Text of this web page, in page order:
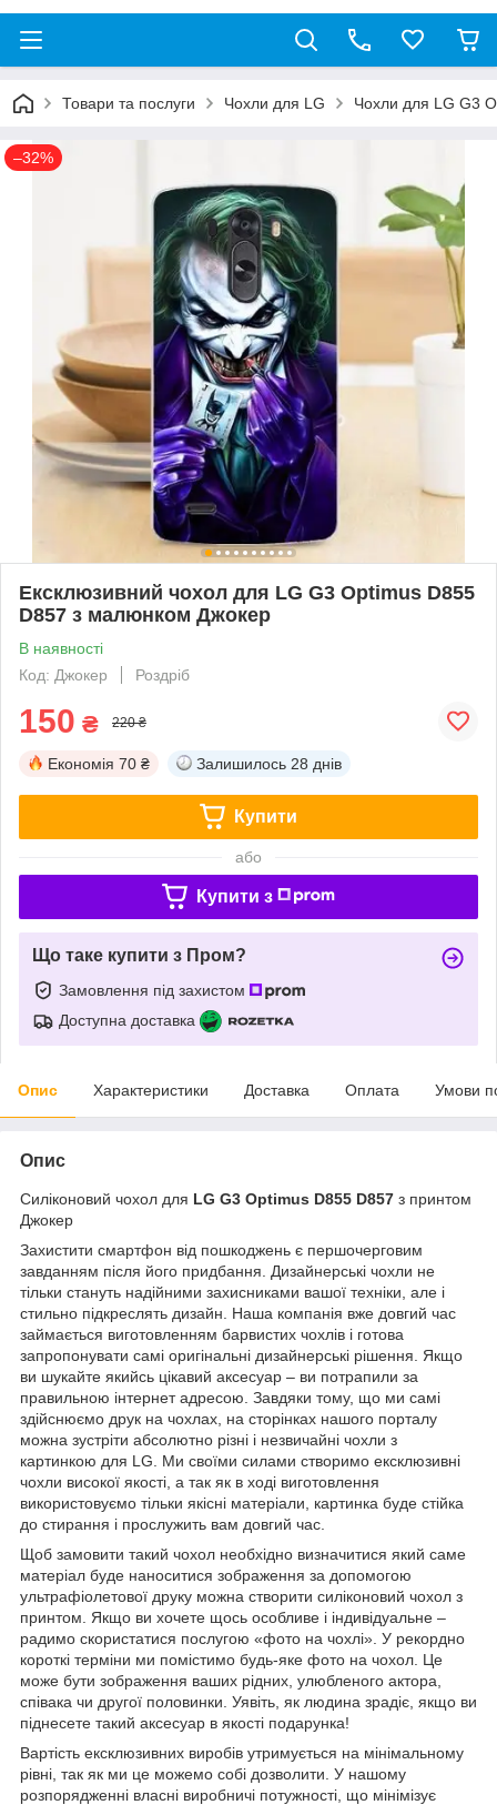
Товари та послуги Чохли для LG Чохли для LG G3
–32%
Ексклюзивний чохол для LG G3 Optimus D855
D857 з малюнком Джокер
В наявності
Код: Джокер
Роздріб
150 ₴ 220 ₴
Економія 70 ₴ Залишилось 28 днів
Купити
або
Купити з
Що таке купити з Пром?
Замовлення під захистом
Доступна доставка
Опис Характеристики Доставка Оплата Умови
Опис
Силіконовий чохол для LG G3 Optimus D855 D857 з принтом
Джокер
Захистити смартфон від пошкоджень є першочерговим
завданням після його придбання. Дизайнерські чохли не
тільки стануть надійними захисниками вашої техніки, але і
стильно підкреслять дизайн. Наша компанія вже довгий час
займається виготовленням барвистих чохлів і готова
запропонувати самі оригінальні дизайнерські рішення. Якщо
ви шукайте якийсь цікавий аксесуар – ви потрапили за
правильною інтернет адресою. Завдяки тому, що ми самі
здійснюємо друк на чохлах, на сторінках нашого порталу
можна зустріти абсолютно різні і незвичайні чохли з
картинкою для LG. Ми своїми силами створимо ексклюзивні
чохли високої якості, а так як в ході виготовлення
використовуємо тільки якісні матеріали, картинка буде стійка
до стирання і прослужить вам довгий час.
Щоб замовити такий чохол необхідно визначитися який саме
матеріал буде наноситися зображення за допомогою
ультрафіолетової друку можна створити силіконовий чохол з
принтом. Якщо ви хочете щось особливе і індивідуальне –
радимо скористатися послугою «фото на чохлі». У рекордно
короткі терміни ми помістимо будь-яке фото на чохол. Це
може бути зображення ваших рідних, улюбленого актора,
співака чи другої половинки. Уявіть, як людина зрадіє, якщо ви
піднесете такий аксесуар в якості подарунка!
Вартість ексклюзивних виробів утримується на мінімальному
рівні, так як ми це можемо собі дозволити. У нашому
розпорядженні власні виробничі потужності, що мінімізує